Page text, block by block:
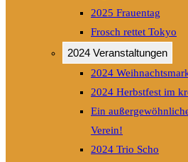
2025 Frauentag
Frosch rettet Tokyo
2024 Veranstaltungen
2024
2024 Herbstfest im
Ein
Verein!
2024 Trio Scho